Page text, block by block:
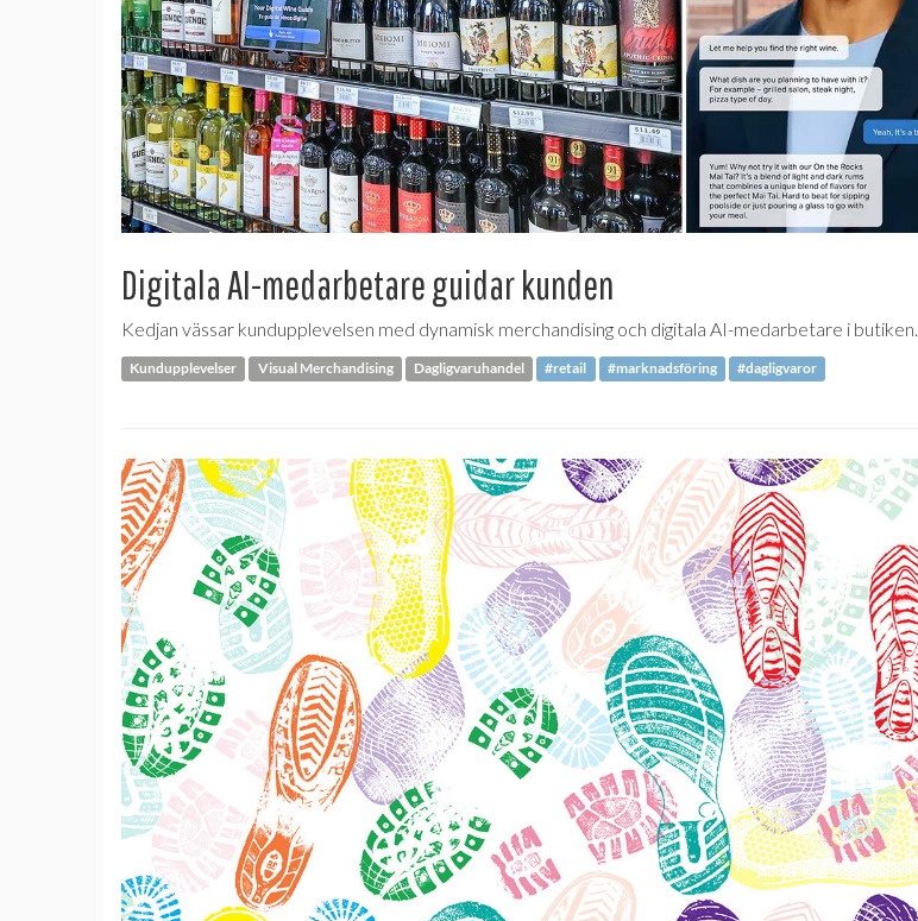
Digitala AI-medarbetare guidar kunden
Kedjan vässar kundupplevelsen med dynamisk merchandising och digitala AI-medarbetare i butiken.
Kundupplevelser Visual Merchandising Dagligvaruhandel #retail #marknadsföring #dagligvaror